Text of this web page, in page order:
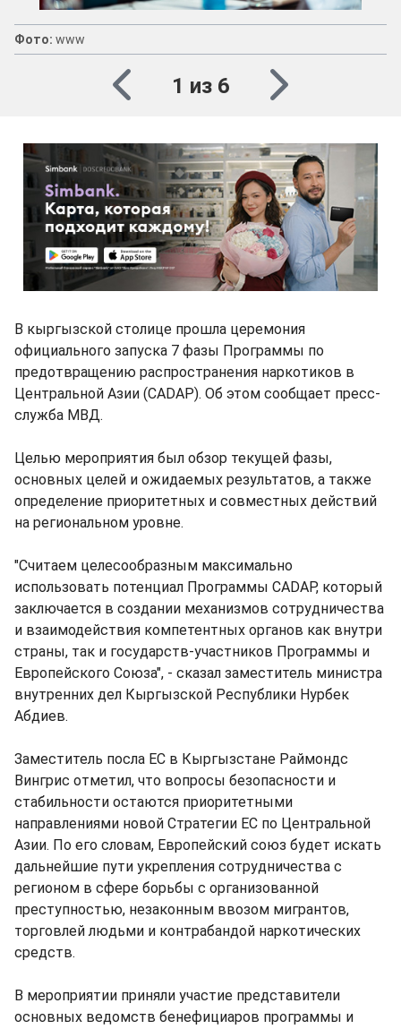
Фото: www
1 из 6
В кыргызской столице прошла церемония
официального запуска 7 фазы Программы по
предотвращению распространения наркотиков в
Центральной Азии (CADAP). Об этом сообщает пресс-
служба МВД.
Целью мероприятия был обзор текущей фазы,
основных целей и ожидаемых результатов, а также
определение приоритетных и совместных действий
на региональном уровне.
"Считаем целесообразным максимально
использовать потенциал Программы CADAP, который
заключается в создании механизмов сотрудничества
и взаимодействия компетентных органов как внутри
страны, так и государств-участников Программы и
Европейского Союза", - сказал заместитель министра
внутренних дел Кыргызской Республики Нурбек
Абдиев.
Заместитель посла ЕС в Кыргызстане Раймондс
Вингрис отметил, что вопросы безопасности и
стабильности остаются приоритетными
направлениями новой Стратегии ЕС по Центральной
Азии. По его словам, Европейский союз будет искать
дальнейшие пути укрепления сотрудничества с
регионом в сфере борьбы с организованной
преступностью, незаконным ввозом мигрантов,
торговлей людьми и контрабандой наркотических
средств.
В мероприятии приняли участие представители
основных ведомств бенефициаров программы и